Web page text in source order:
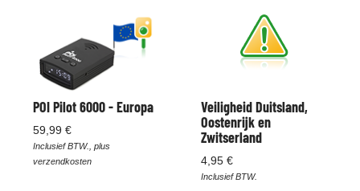
POI Pilot 6000 - Europa
59,99 €
Inclusief BTW., plus
verzendkosten
Veiligheid Duitsland,
Oostenrijk en
Zwitserland
4,95 €
Inclusief BTW.